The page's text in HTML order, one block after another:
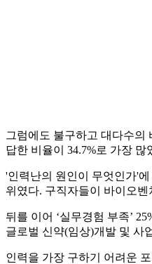
그럼에도 불구하고 대다수의
답한 비율이 34.7%로 가장 많
'인력난의 원인이 무엇인가'
위였다. 구직자들이 바이오
뒤를 이어 ‘실무경험 부족’
글로벌 신약(임상)개발 및 사
인력을 가장 구하기 어려운